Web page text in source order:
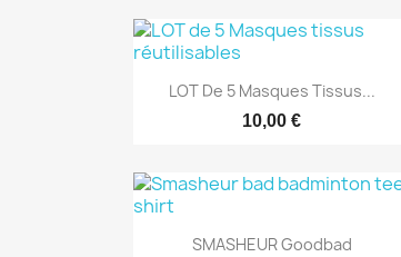
 Aperçu rapide
LOT De 5 Masques Tissus...
10,00 €
Aperçu rapide
SMASHEUR Goodbad